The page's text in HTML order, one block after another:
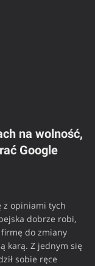
na wolność,
Google
z opiniami tych
dobrze robi,
firmę do zmiany
karą. Z jednym się
sobie ręce